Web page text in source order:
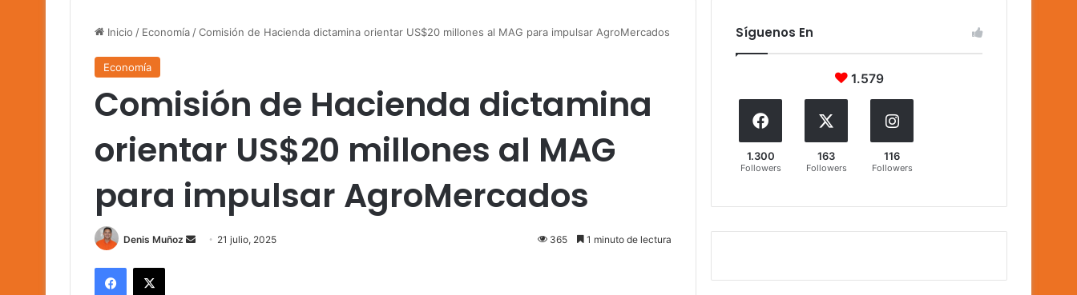
Inicio / Economía /Comisión de Hacienda dictamina orientar US$20 millones al MAG para impulsar AgroMercados
Economía
Comisión de Hacienda dictamina
orientar US$20 millones al MAG
para impulsar AgroMercados
Denis Muñoz
Send 21 julio, 2025 365 1 minuto de lectura
Facebook
X
Síguenos En
1.579
1.300
Followers
163
Followers
116
Followers